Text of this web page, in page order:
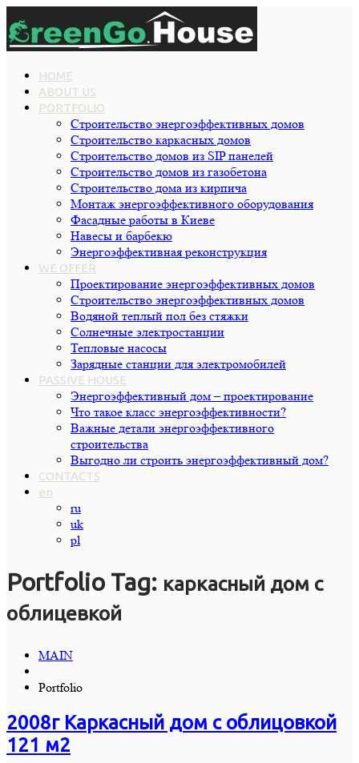
HOME
ABOUT US
PORTFOLIO
Строительство энергоэффективных домов
Строительство каркасных домов
Строительство домов из SIP панелей
Строительство домов из газобетона
Строительство дома из кирпича
Монтаж энергоэффективного оборудования
Фасадные работы в Киеве
Навесы и барбекю
Энергоэффективная реконструкция
WE OFFER
Проектирование энергоэффективных домов
Строительство энергоэффективных домов
Водяной теплый пол без стяжки
Cолнечные электростанции
Тепловые насосы
Зарядные станции для электромобилей
PASSIVE HOUSE
Энергоэффективный дом – проектирование
Что такое класс энергоэффективности?
Важные детали энергоэффективного
строительства
Выгодно ли строить энергоэффективный дом?
CONTACTS
en
ru
uk
pl
Portfolio Tag: каркасный дом с
облицевкой
MAIN
Portfolio
2008г Каркасный дом с облицовкой
121 м2